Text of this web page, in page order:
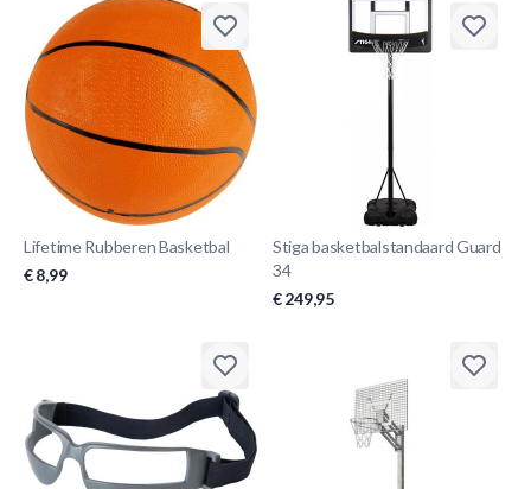
Lifetime Rubberen Basketbal
€ 8,99
Stiga basketbalstandaard Guard
34
€ 249,95